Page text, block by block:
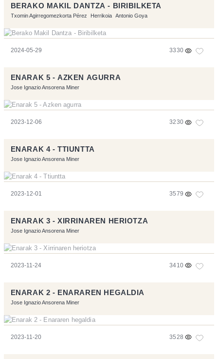
BERAKO MAKIL DANTZA - BIRIBILKETA
Txomin Agirregomezkorta Pérez Herrikoia Antonio Goya
2024-05-29 3330
ENARAK 5 - AZKEN AGURRA
Jose Ignazio Ansorena Miner
2023-12-06 3230
ENARAK 4 - TTIUNTTA
Jose Ignazio Ansorena Miner
2023-12-01 3579
ENARAK 3 - XIRRINAREN HERIOTZA
Jose Ignazio Ansorena Miner
2023-11-24 3410
ENARAK 2 - ENARAREN HEGALDIA
Jose Ignazio Ansorena Miner
2023-11-20 3528